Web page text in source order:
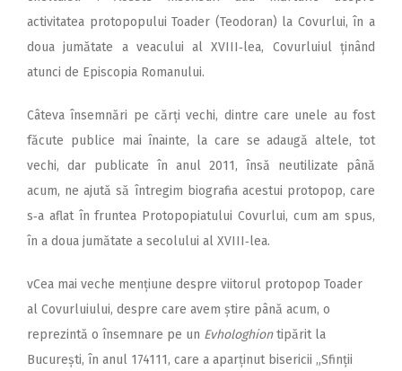
activitatea protopopului Toader (Teodoran) la Covurlui, în a
doua jumătate a veacului al XVIII‑lea, Covurluiul ținând
atunci de Episcopia Romanului.
Câteva însemnări pe cărți vechi, dintre care unele au fost
făcute publice mai înainte, la care se adaugă altele, tot
vechi, dar publicate în anul 2011, însă neutilizate până
acum, ne ajută să întregim biografia acestui protopop, care
s‑a aflat în fruntea Protopopiatului Covurlui, cum am spus,
în a doua jumătate a secolului al XVIII‑lea.
vCea mai veche mențiune despre viitorul protopop Toader
al Covurluiului, despre care avem știre până acum, o
reprezintă o însemnare pe un Evhologhiontipărit la
București, în anul 174111, care a aparținut bisericii „Sfinții